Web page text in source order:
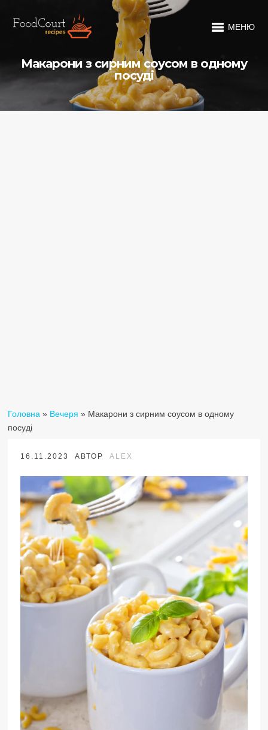
МЕНЮ
Макарони з сирним соусом в одному
посуді
Головна » Вечеря » Макарони з сирним соусом в одному
посуді
16.11.2023 АВТОР ALEX